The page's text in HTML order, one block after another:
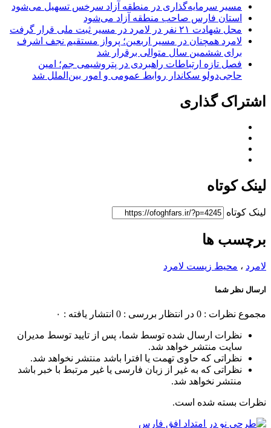
مسیر سرمایه‌گذاری در منطقه آزاد سرخس تسهیل می‌شود
استان فارس صاحب منطقه آزاد می‌شود
محل شهادت ۲۱ نفر در لامرد در مسیر ثبت ملی قرار گرفت
لامرد همچنان در مسیر اربعین؛ پرواز مستقیم نجف اشرف
برای ششمین سال متوالی برقرار شد
فصل تازه ارتباطات راهبردی در پتروشیمی جم؛ امین
حاجی‌دولو سکاندار روابط عمومی و امور بین‌الملل شد
اشتراک گذاری
لینک کوتاه
لینک کوتاه
برچسب ها
لامرد ، محیط زیست لامرد
ارسال نظر شما
مجموع نظرات : 0 در انتظار بررسی : 0 انتشار یافته : ۰
نظرات ارسال شده توسط شما، پس از تایید توسط مدیران
سایت منتشر خواهد شد.
نظراتی که حاوی تهمت یا افترا باشد منتشر نخواهد شد.
نظراتی که به غیر از زبان فارسی یا غیر مرتبط با خبر باشد
منتشر نخواهد شد.
نظرات بسته شده است.